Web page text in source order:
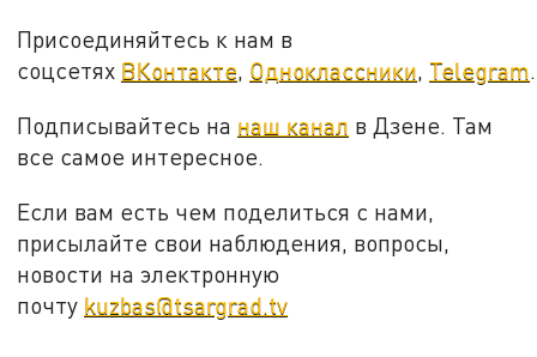
Присоединяйтесь к нам в
соцсетях ВКонтакте, Одноклассники, Telegram.
Подписывайтесь на наш канал в Дзене. Там
все самое интересное.
Если вам есть чем поделиться с нами,
присылайте свои наблюдения, вопросы,
новости на электронную
почту kuzbas@tsargrad.tv